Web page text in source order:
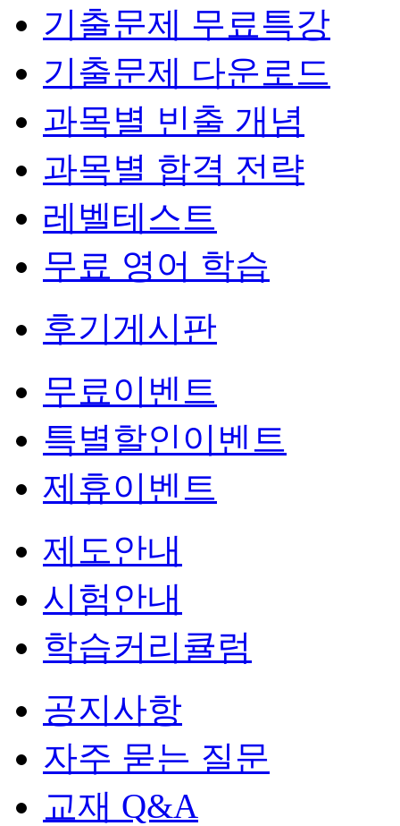
기출문제 무료특강
기출문제 다운로드
과목별 빈출 개념
과목별 합격 전략
레벨테스트
무료 영어 학습
후기게시판
무료이벤트
특별할인이벤트
제휴이벤트
제도안내
시험안내
학습커리큘럼
공지사항
자주 묻는 질문
교재 Q&A